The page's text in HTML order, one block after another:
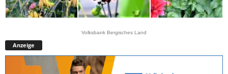
Volksbank Bergisches Land
Anzeige